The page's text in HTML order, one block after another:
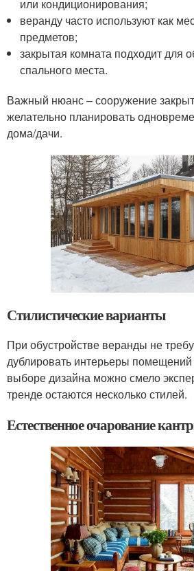
или кондиционирования;
веранду часто используют как
предметов;
закрытая комната подходит для
спального места.
Важный нюанс – сооружение
желательно планировать
дома/дачи.
Стилистические варианты
При обустройстве веранды не
дублировать интерьеры
выборе дизайна можно смело
тренде остаются несколько стилей.
Естественное очарование